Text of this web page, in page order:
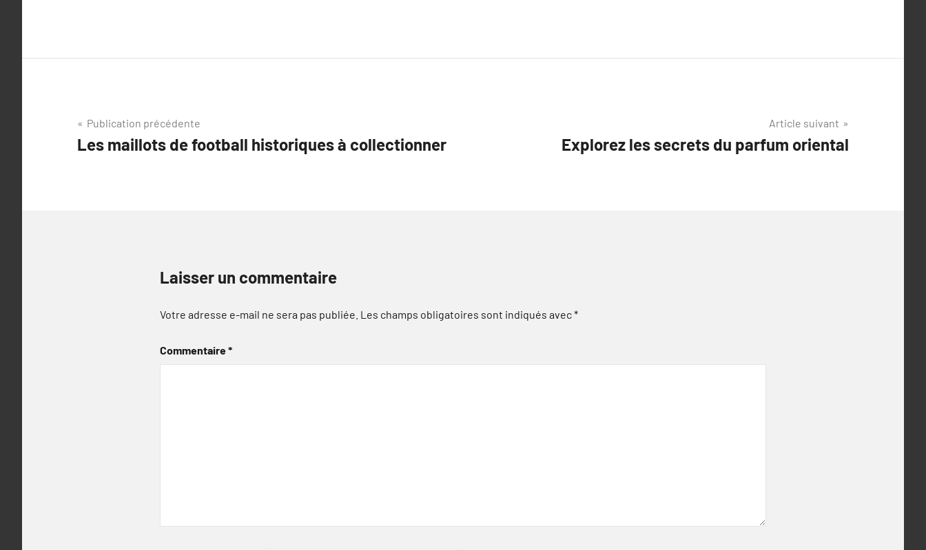
Navigation
de
Publication précédente
Les maillots de football historiques à collectionner
Article suivant
Explorez les secrets du parfum oriental
Laisser un commentaire
Votre adresse e-mail ne sera pas publiée. Les champs obligatoires sont indiqués avec*
Commentaire*